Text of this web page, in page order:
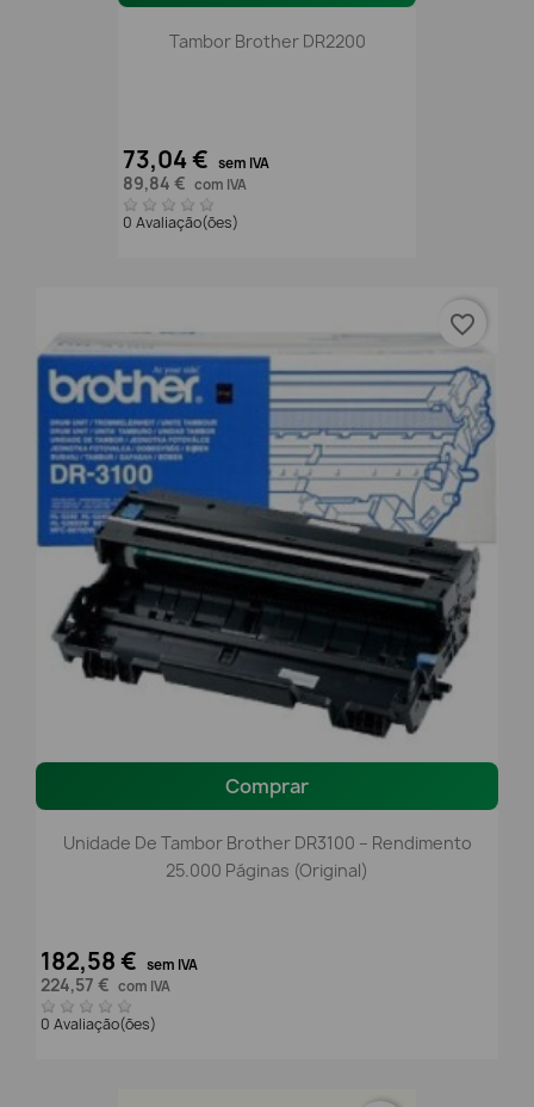
Tambor Brother DR2200
73,04 € sem IVA
89,84 € com IVA
0 Avaliação(ões)
Comprar
Unidade De Tambor Brother DR3100 – Rendimento
25.000 Páginas (Original)
182,58 € sem IVA
224,57 € com IVA
0 Avaliação(ões)
favorite_border